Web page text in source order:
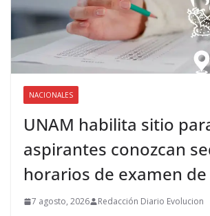
NACIONALES
UNAM habilita sitio
aspirantes conozcan
horarios de examen
7 agosto, 2026 Redacción Diario Evolucion